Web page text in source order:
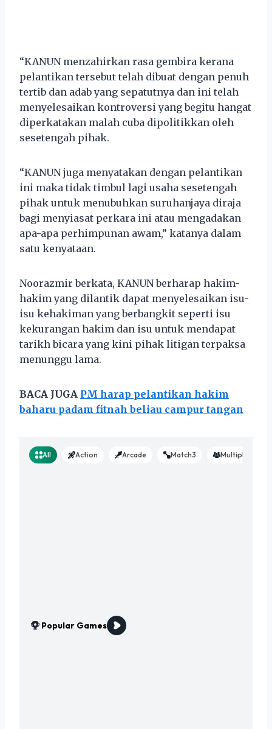
“KANUN menzahirkan rasa gembira kerana
pelantikan tersebut telah dibuat dengan penuh
tertib dan adab yang sepatutnya dan ini telah
menyelesaikan kontroversi yang begitu hangat
diperkatakan malah cuba dipolitikkan oleh
sesetengah pihak.
“KANUN juga menyatakan dengan pelantikan
ini maka tidak timbul lagi usaha sesetengah
pihak untuk menubuhkan suruhanjaya diraja
bagi menyiasat perkara ini atau mengadakan
apa-apa perhimpunan awam,” katanya dalam
satu kenyataan.
Noorazmir berkata, KANUN berharap hakim-
hakim yang dilantik dapat menyelesaikan isu-
isu kehakiman yang berbangkit seperti isu
kekurangan hakim dan isu untuk mendapat
tarikh bicara yang kini pihak litigan terpaksa
menunggu lama.
BACA JUGA PM harap pelantikan hakim
baharu padam fitnah beliau campur tangan